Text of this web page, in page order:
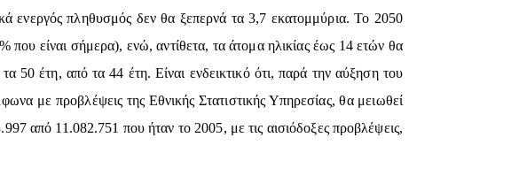
ενεργός πληθυσμός δεν θα ξεπερνά τα 3,7 εκατομμύρια. Το 2050
είναι σήμερα), ενώ, αντίθετα, τα άτομα ηλικίας έως 14 ετών θα
50 έτη, από τα 44 έτη. Είναι ενδεικτικό ότι, παρά την αύξηση του
με προβλέψεις της Εθνικής Στατιστικής Υπηρεσίας, θα μειωθεί
από 11.082.751 που ήταν το 2005, με τις αισιόδοξες προβλέψεις,